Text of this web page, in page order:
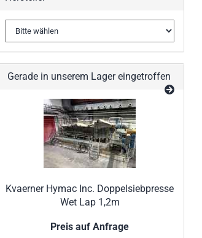
Gerade in unserem Lager eingetroffen
Kvaerner Hymac Inc. Doppelsiebpresse
Wet Lap 1,2m
Preis auf Anfrage